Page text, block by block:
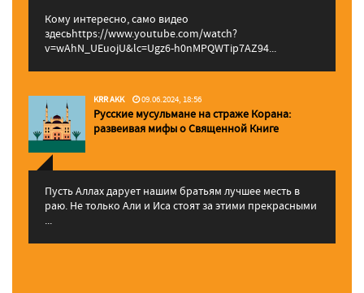
Кому интересно, само видео
здесьhttps://www.youtube.com/watch?
v=wAhN_UEuojU&lc=Ugz6-h0nMPQWTip7AZ94...
KRR AKK 09.06.2024, 18:56
Русские мусульмане на страже Корана:
pазвеивая мифы о Священной Книге
Пусть Аллах дарует нашим братьям лучшее месть в
раю. Не только Али и Иса стоят за этими прекрасными
...